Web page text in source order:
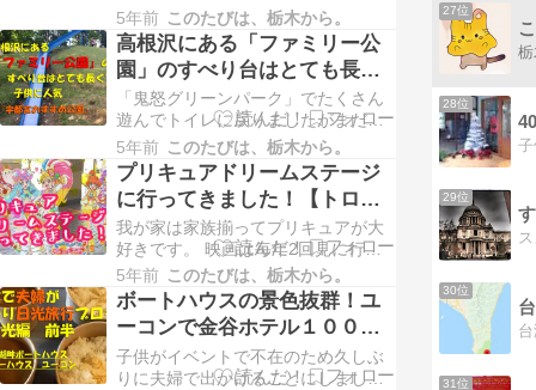
までやってきてボートハウスの見学
と金谷ホテルのライスカレーを食べ
ました。 前半の記事はこちらから。
ボートハウスの景色抜群！ユーコン
で金谷ホテル１００年のライスカレ
ーランチ（日帰り日光旅行） お腹い
っぱいになったこ…
5年前 このたびは、栃木から。
高根沢にある「ファミリー公
園」のすべり台はとても長く
て子供に人気（宇都宮おすす
め公園）
「鬼怒グリーンパーク」でたくさん
遊んでトイレに戻りましたがまだ遊
ぶ時間はありそうです。 最初に遊ん
できた「中岡本緑公園」の記事はこ
ちら。 河内図書館隣の「中岡本緑公
園」は遊具の通路が網目で新しく子
供も楽しい（宇都宮おすすめ公園）
２つ目に遊んできた「鬼怒グリーン
パーク」の記事はこ…
5年前 このたびは、栃木から。
プリキュアドリームステージ
に行ってきました！【トロピ
カル〜ジュ！プリキュア】
我が家は家族揃ってプリキュアが大
好きです。 映画は毎年2回見に行き
ますし、一昨年は初めてスタートゥ
インクルプリキュアのドリームステ
ージも観劇しました。 プリキュアド
リームステージに行ってきました！
【スタートゥインクルプリキュア】
ドリームステージに行きたい！ スタ
5年前 このたびは、栃木から。
ボートハウスの景色抜群！ユ
ーコンで金谷ホテル１００年
のライスカレーランチ（日帰
り日光旅行）
子供がイベントで不在のため久しぶ
りに夫婦で出かけることにしまし
27位
28位
29位
30位
31位